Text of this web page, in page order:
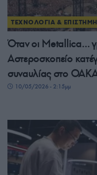
ΤΕΧΝΟΛΟΓΙΑ & ΕΠΙΣΤΗΜΗ
Όταν οι Metallica…
Αστεροσκοπείο
συναυλίας στο
10/05/2026 - 2:15μμ